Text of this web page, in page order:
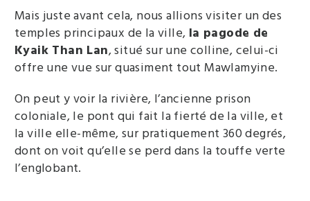
Mais juste avant cela, nous allions visiter un des
temples principaux de la ville, la pagode de
Kyaik Than Lan, situé sur une colline, celui-ci
offre une vue sur quasiment tout Mawlamyine.
On peut y voir la rivière, l’ancienne prison
coloniale, le pont qui fait la fierté de la ville, et
la ville elle-même, sur pratiquement 360 degrés,
dont on voit qu’elle se perd dans la touffe verte
l’englobant.